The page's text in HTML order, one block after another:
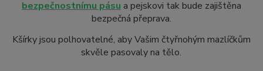
bezpečnostnímu pásua pejskovi tak bude zajištěna
bezpečná přeprava.
Kšírky jsou polhovatelné, aby Vašim čtyřnohým mazlíčkům
skvěle pasovaly na tělo.